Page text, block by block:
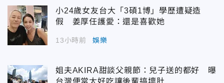
小24歲女友台大「3碩1博」學歷遭疑造
假 姜厚任護愛：還是喜歡她
13小時前 娛樂
姐夫AKIRA甜談父親節：兒子送的都好 曝
台灣便當太好吃讓後輩搞壞肚